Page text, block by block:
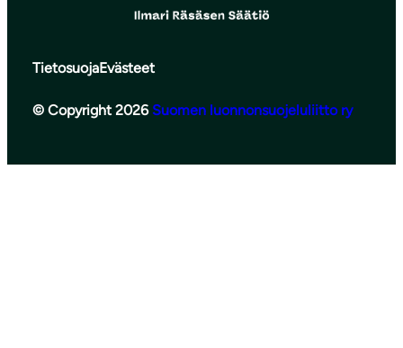
TietosuojaEvästeet
© Copyright 2026 Suomen luonnonsuojeluliitto ry